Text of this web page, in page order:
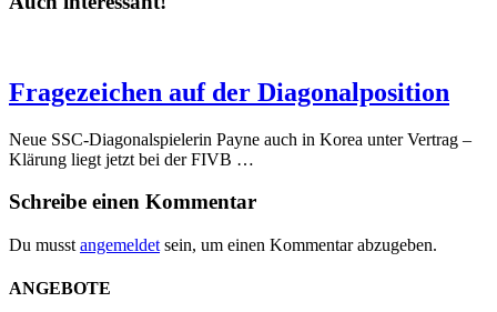
Fragezeichen auf der Diagonalposition
Neue SSC-Diagonalspielerin Payne auch in Korea unter Vertrag –
Klärung liegt jetzt bei der FIVB …
Schreibe einen Kommentar
Du musst angemeldet sein, um einen Kommentar abzugeben.
ANGEBOTE